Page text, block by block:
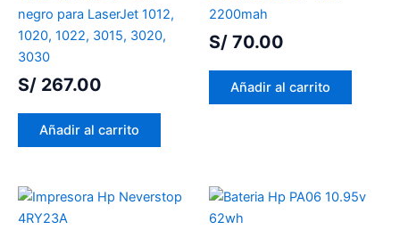
negro para LaserJet 1012,
1020, 1022, 3015, 3020,
3030
S/ 267.00
Añadir al carrito
2200mah
S/ 70.00
Añadir al carrito